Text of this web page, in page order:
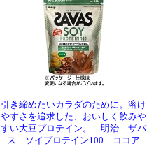
引き締めたいカラダのために。溶け
やすさを追求した、おいしく飲みや
すい大豆プロテイン。 明治 ザバ
ス ソイプロテイン100 ココア